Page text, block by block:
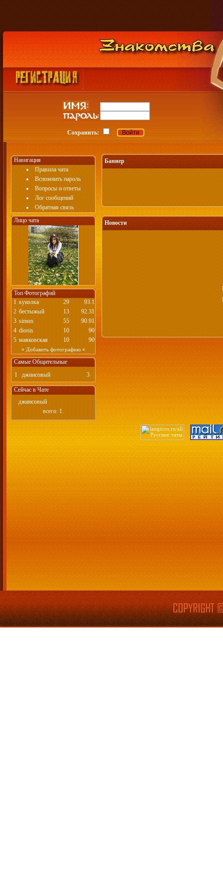
Сохранить:
Навигация
Правила чата
Вспомнить пароль
Вопросы и ответы
Лог сообщений
Обратная связь
Лицо чата
Топ Фотографий
1 куколка 29
93.1
2 бестыжый 13
92.31
3 simon 55
90.91
4 dionis 10
90
5 маяковская 10
90
» Добавить фотографию «
Самые Общительные
1
джинсовый 3
Сейчас в Чате
джинсовый
всего: 1.
Баннер
Новости